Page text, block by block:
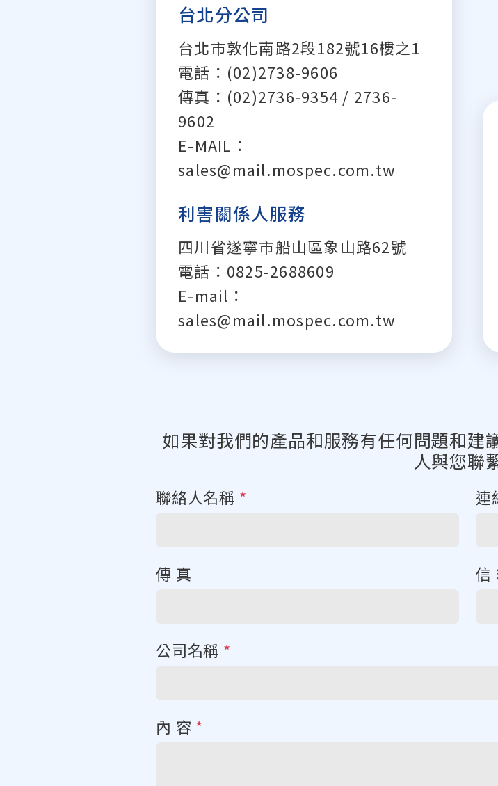
台北分公司
台北市敦化南路2段182號16樓之1
電話：(02)2738-9606
傳真：(02)2736-9354 / 2736-
9602
E-MAIL：
sales@mail.mospec.com.tw
利害關係人服務
四川省遂寧市船山區象山路62號
電話：0825-2688609
E-mail：
sales@mail.mospec.com.tw
如果對我們的產品和服務有任何問題和建
人與您聯
聯絡人名稱 * 連
傳 真 信
公司名稱 *
內 容 *